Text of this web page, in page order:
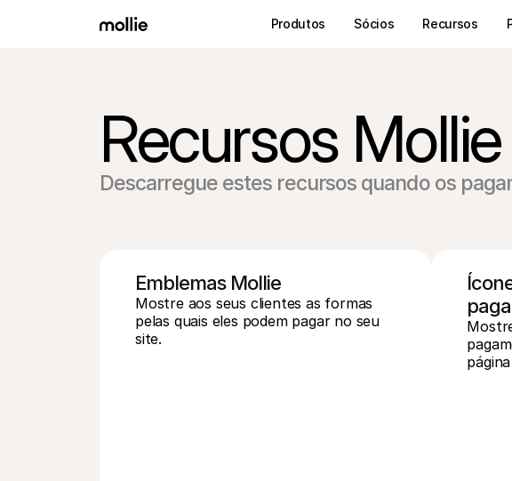
Recursos Mollie
Descarregue estes recursos quando os
Emblemas Mollie
Mostre aos seus clientes as formas
pelas quais eles podem pagar no seu
site.
Produtos Sócios Recursos